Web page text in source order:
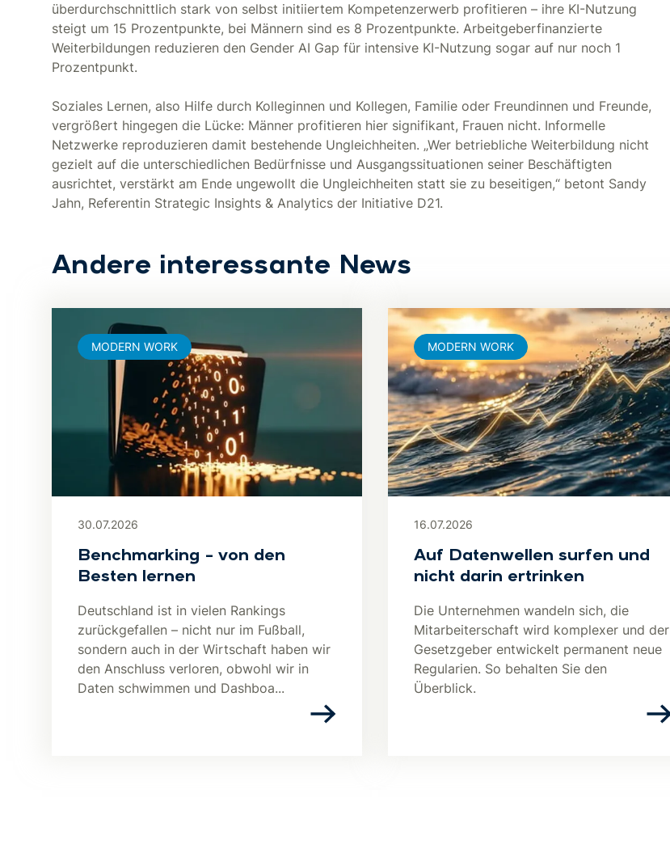
überdurchschnittlich stark von selbst initiiertem Kompetenzerwerb profitieren – ihre KI-Nutzung
steigt um 15 Prozentpunkte, bei Männern sind es 8 Prozentpunkte. Arbeitgeberfinanzierte
Weiterbildungen reduzieren den Gender AI Gap für intensive KI-Nutzung sogar auf nur noch 1
Prozentpunkt.
Soziales Lernen, also Hilfe durch Kolleginnen und Kollegen, Familie oder Freundinnen und Freunde,
vergrößert hingegen die Lücke: Männer profitieren hier signifikant, Frauen nicht. Informelle
Netzwerke reproduzieren damit bestehende Ungleichheiten. „Wer betriebliche Weiterbildung nicht
gezielt auf die unterschiedlichen Bedürfnisse und Ausgangssituationen seiner Beschäftigten
ausrichtet, verstärkt am Ende ungewollt die Ungleichheiten statt sie zu beseitigen,“ betont Sandy
Jahn, Referentin Strategic Insights & Analytics der Initiative D21.
Andere interessante News
30.07.2026
Benchmarking – von den
Besten lernen
Deutschland ist in vielen Rankings
zurückgefallen – nicht nur im Fußball,
sondern auch in der Wirtschaft haben wir
den Anschluss verloren, obwohl wir in
Daten schwimmen und Dashboa...
MODERN WORK
16.07.2026
Auf Datenwellen surfen und
nicht darin ertrinken
Die Unternehmen wandeln sich, die
Mitarbeiterschaft wird komplexer und der
Gesetzgeber entwickelt permanent neue
Regularien. So behalten Sie den
Überblick.
MODERN WORK